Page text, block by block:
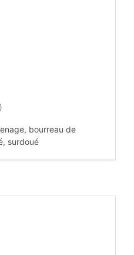
bourreau de
surdoué